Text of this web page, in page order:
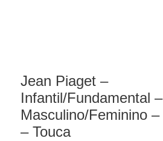
Jean Piaget –
Infantil/Fundamental –
Masculino/Feminino
– Touca